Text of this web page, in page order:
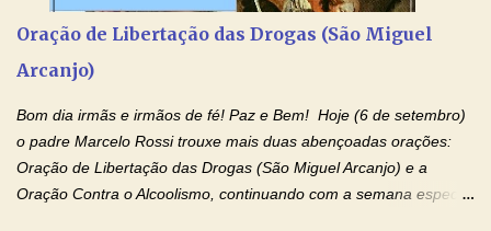
rito Santo; nasceu da Virgem Maria, padeceu sob Pôncio Pilatos,
foi crucificado, morto e sepultado. Desceu à mansão dos mortos;
ressuscitou ao terceiro dia; subiu aos céus, está sentado à direita
Oração de Libertação das Drogas (São Miguel
Arcanjo)
Bom dia irmãs e irmãos de fé! Paz e Bem! Hoje (6 de setembro)
o padre Marcelo Rossi trouxe mais duas abençoadas orações:
Oração de Libertação das Drogas (São Miguel Arcanjo) e a
Oração Contra o Alcoolismo, continuando com a semana especial